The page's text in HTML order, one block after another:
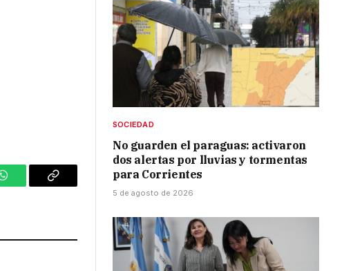
WhatsAppCopy
SOCIEDAD
No guarden el paraguas: activaron
dos alertas por lluvias y tormentas
para Corrientes
5 de agosto de 2026